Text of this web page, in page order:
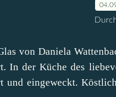
von Daniela
In der Küche des
und eingeweckt.